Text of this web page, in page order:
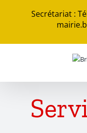
Secrétariat :